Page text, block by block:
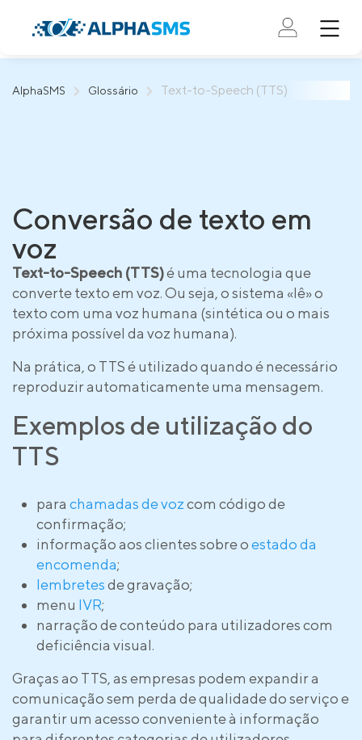
AlphaSMS Glossário Text-to-Speech (TTS)
Conversão de texto em
voz
Text-to-Speech (TTS)é uma tecnologia que
converte texto em voz. Ou seja, o sistema «lê» o
texto com uma voz humana (sintética ou o mais
próxima possível da voz humana).
Na prática, o TTS é utilizado quando é necessário
reproduzir automaticamente uma mensagem.
Exemplos de utilização do
TTS
para chamadas de vozcom código de
confirmação;
informação aos clientes sobre oestado da
encomenda;
lembretesde gravação;
menu IVR;
narração de conteúdo para utilizadores com
deficiência visual.
Graças ao TTS, as empresas podem expandir a
comunicação sem perda de qualidade do serviço e
garantir um acesso conveniente à informação